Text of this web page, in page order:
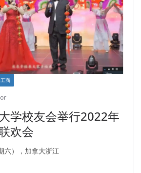
商
学校友会举行2022年
欢会
六），加拿大浙江